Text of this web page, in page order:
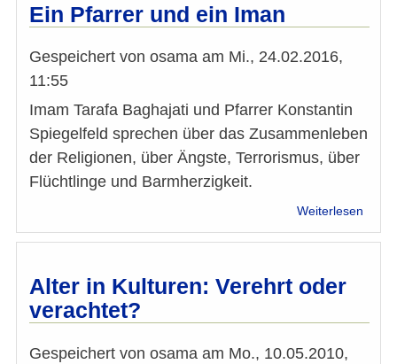
Ein Pfarrer und ein Iman
Gespeichert von osama am Mi., 24.02.2016,
11:55
Imam Tarafa Baghajati und Pfarrer Konstantin
Spiegelfeld sprechen über das Zusammenleben
der Religionen, über Ängste, Terrorismus, über
Flüchtlinge und Barmherzigkeit.
Weiterlesen
Alter in Kulturen: Verehrt oder
verachtet?
Gespeichert von osama am Mo., 10.05.2010,